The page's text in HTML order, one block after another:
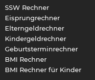
SSW Rechner
Eisprungrechner
Elterngeldrechner
Kindergeldrechner
Geburtsterminrechner
BMI Rechner
BMI Rechner für Kinder